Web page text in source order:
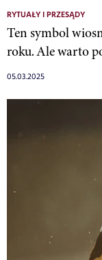
RYTUAŁY I PRZESĄDY
Ten symbol
roku. Ale warto
05.03.2025